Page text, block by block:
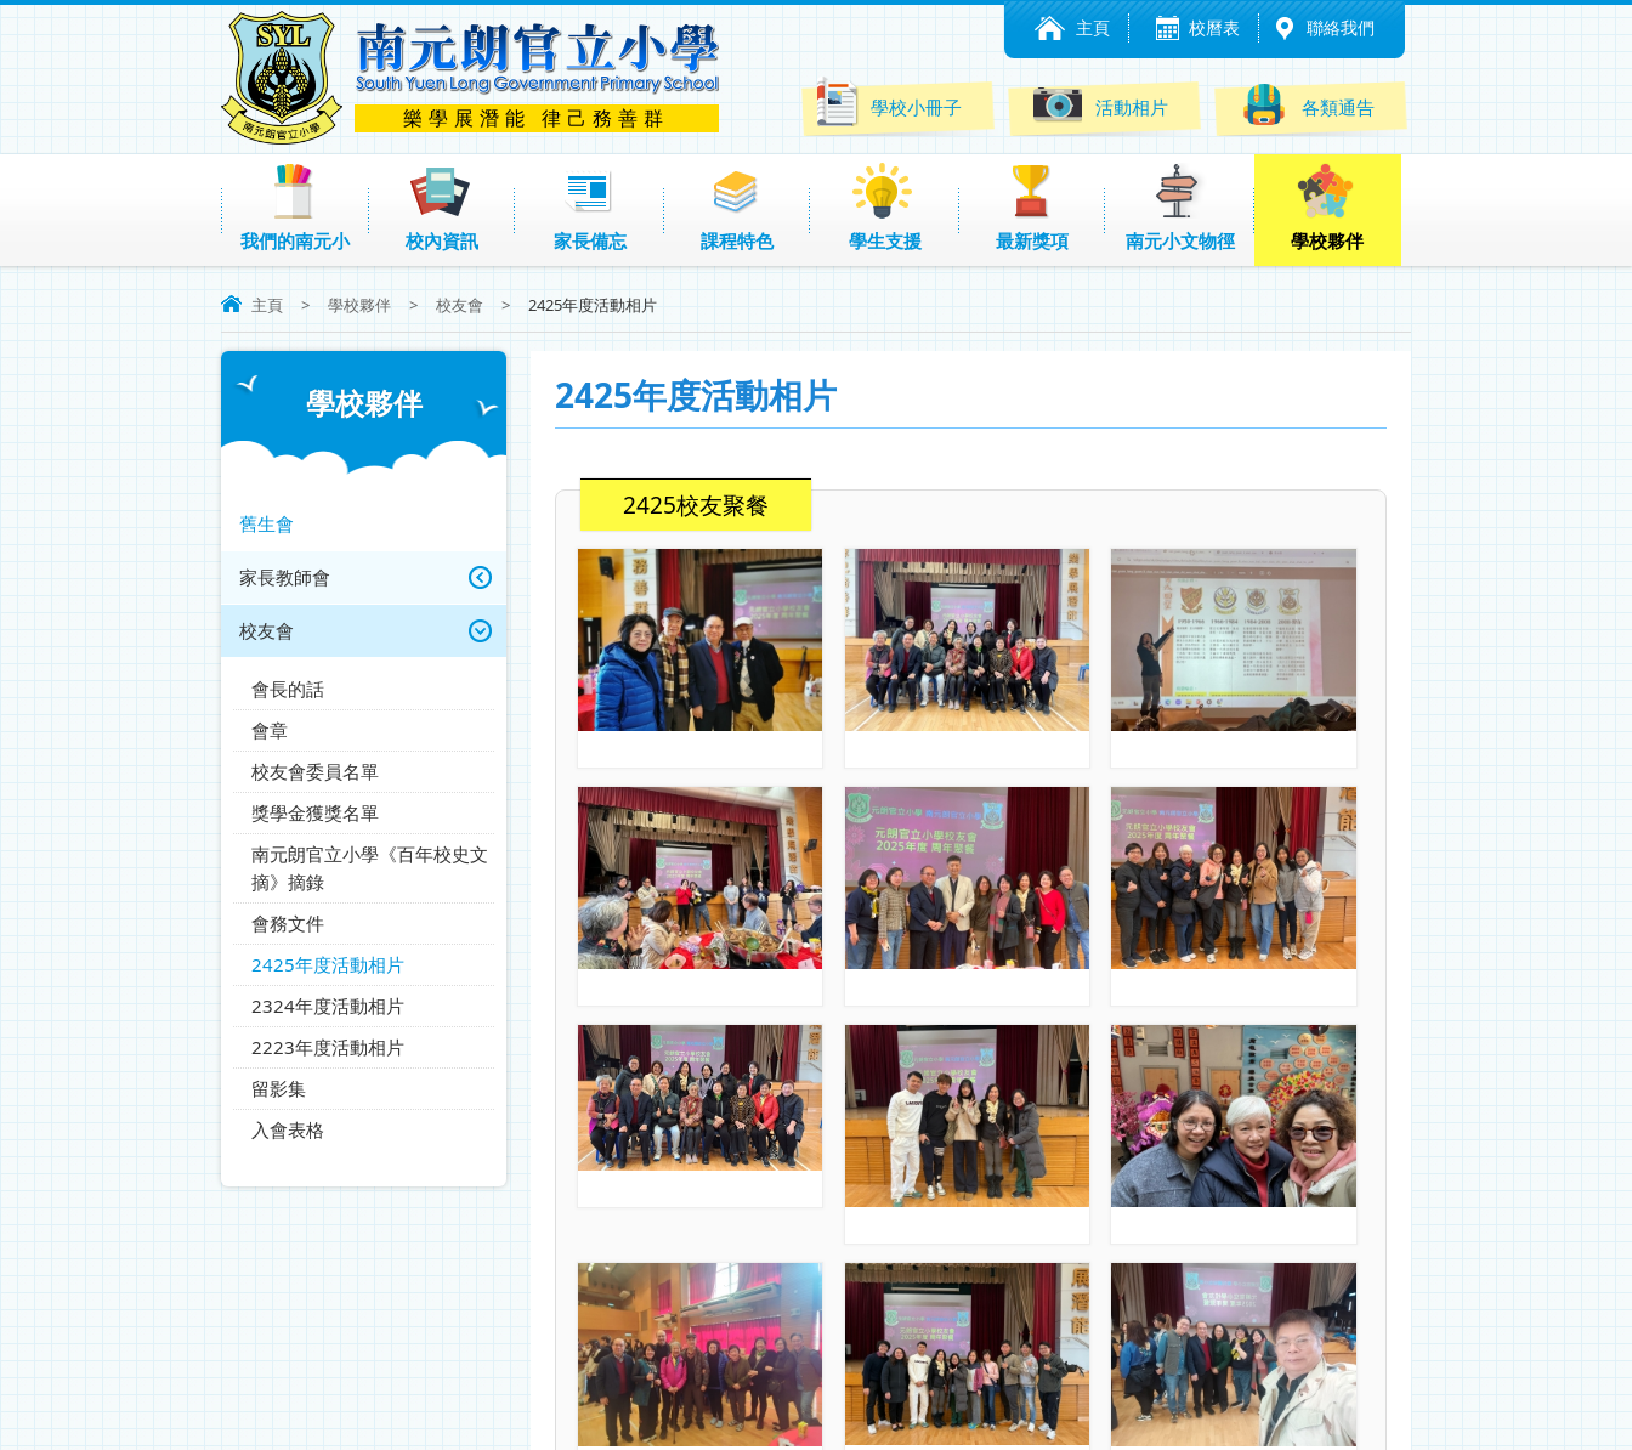
主頁 校曆表 聯絡我們
樂學展潛能 律己務善群 學校小冊子 活動相片 各類通告
我們的南元小 校內資訊 家長備忘 課程特色 學生支援 最新獎項 南元小文物徑 學校夥伴
主頁 > 學校夥伴 > 校友會 > 2425年度活動相片
學校夥伴
舊生會
家長教師會
校友會
會長的話
會章
校友會委員名單
獎學金獲獎名單
南元朗官立小學《百年校史文
摘》摘錄
會務文件
2425年度活動相片
2324年度活動相片
2223年度活動相片
留影集
入會表格
2425年度活動相片
2425校友聚餐